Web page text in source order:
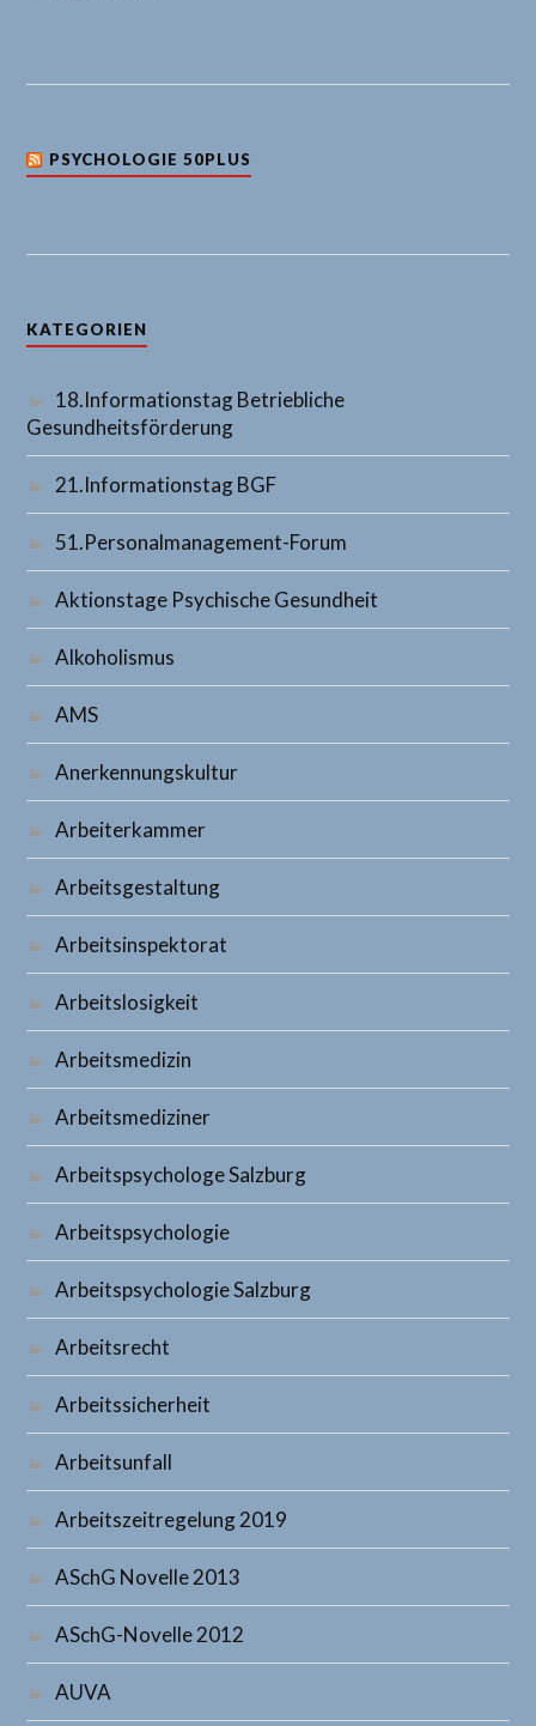
PSYCHOLOGIE 50PLUS
KATEGORIEN
18.Informationstag Betriebliche
Gesundheitsförderung
21.Informationstag BGF
51.Personalmanagement-Forum
Aktionstage Psychische Gesundheit
Alkoholismus
AMS
Anerkennungskultur
Arbeiterkammer
Arbeitsgestaltung
Arbeitsinspektorat
Arbeitslosigkeit
Arbeitsmedizin
Arbeitsmediziner
Arbeitspsychologe Salzburg
Arbeitspsychologie
Arbeitspsychologie Salzburg
Arbeitsrecht
Arbeitssicherheit
Arbeitsunfall
Arbeitszeitregelung 2019
ASchG Novelle 2013
ASchG-Novelle 2012
AUVA